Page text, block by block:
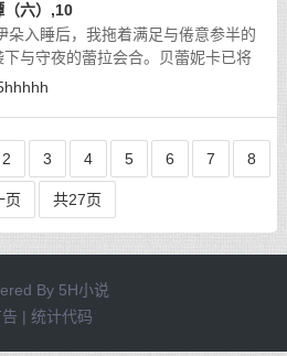
（六）,10
睡后，我拖着满足与倦意参半的
与守夜的蕾拉会合。贝蕾妮卡已将
巢穴……全数毁灭，这边短期内也
2 3 4 5 6 7 8
页 共27页
By 5H小说
告 | 统计代码